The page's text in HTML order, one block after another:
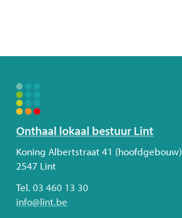
Volg
ons
Onthaal lokaal bestuur Lint
Adres
Koning Albertstraat 41 (hoofdgebouw)
2547 Lint
Tel. 03 460 13 30
E-
info@lint.be